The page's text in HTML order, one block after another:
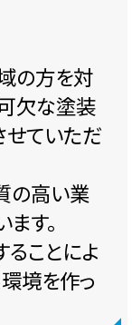
の方を対
欠な塗装
せていただ
の高い業
す。
ことによ
境を作っ